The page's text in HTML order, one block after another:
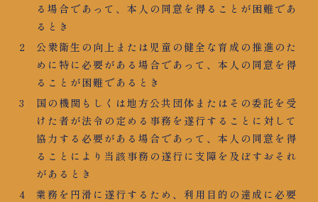
る場合であって、本人の同意を得ることが困難であ
るとき
公衆衛生の向上または児童の健全な育成の推進のた
めに特に必要がある場合であって、本人の同意を得
ることが困難であるとき
国の機関もしくは地方公共団体またはその委託を受
けた者が法令の定める事務を遂行することに対して
協力する必要がある場合であって、本人の同意を得
ることにより当該事務の遂行に支障を及ぼすおそれ
があるとき
業務を円滑に遂行するため、利用目的の達成に必要